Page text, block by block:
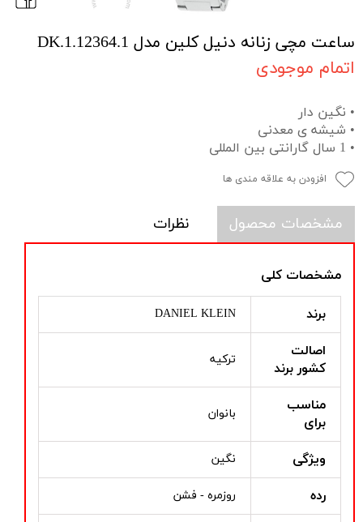
ساعت مچی زنانه دنیل کلین مدل DK.1.12364.1
اتمام موجودی
• نگین دار
• شیشه ی معدنی
• 1 سال گارانتی بین المللی
افزودن به علاقه مندی ها
مشخصات محصول نظرات
مشخصات کلی
برند DANIEL KLEIN
اصالت
کشور برند
ترکیه
مناسب
برای
بانوان
ویژگی نگین
رده روزمره - فشن